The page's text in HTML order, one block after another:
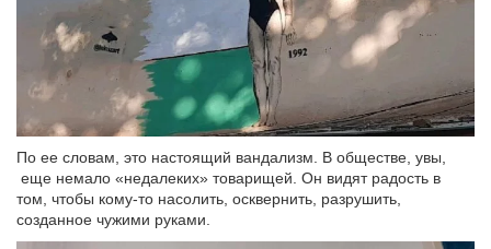
По ее словам, это настоящий вандализм. В обществе, увы,
еще немало «недалеких» товарищей. Он видят радость в
том, чтобы кому-то насолить, осквернить, разрушить,
созданное чужими руками.